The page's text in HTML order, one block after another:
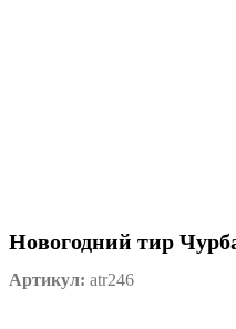
Новогодний тир
Артикул: atr246